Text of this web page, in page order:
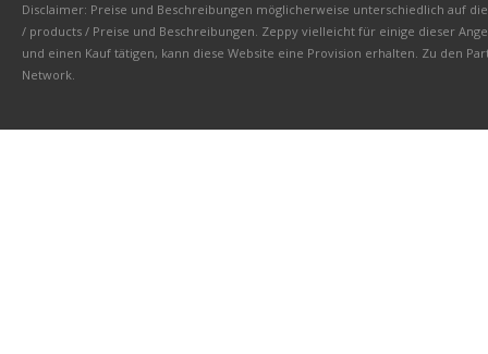
Disclaimer: Preise und Beschreibungen möglicherweise unterschiedlich auf
/ products / Preise und Beschreibungen. Zeppy vielleicht für einige dieser
und einen Kauf tätigen, kann diese Website eine Provision erhalten. Zu den
Network.